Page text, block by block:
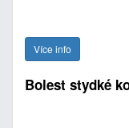
Více info
Bolest stydké